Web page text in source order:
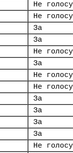
Не
Не
За
За
Не
За
Не
Не
За
За
За
За
Не